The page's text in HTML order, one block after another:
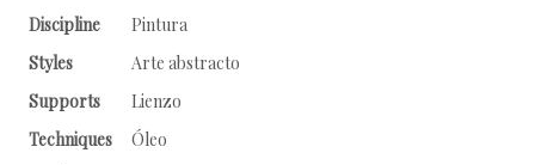
Discipline
Pintura
Styles
Arte abstracto
Supports
Lienzo
Techniques
Óleo